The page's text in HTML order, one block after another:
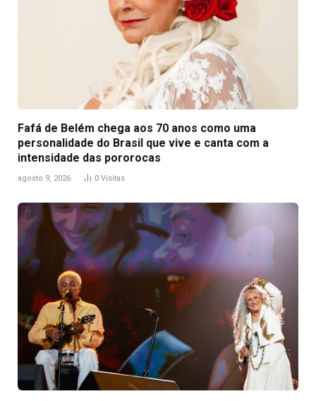
Fafá de Belém chega aos 70 anos como uma
personalidade do Brasil que vive e canta com a
intensidade das pororocas
agosto 9, 2026 0 Visitas